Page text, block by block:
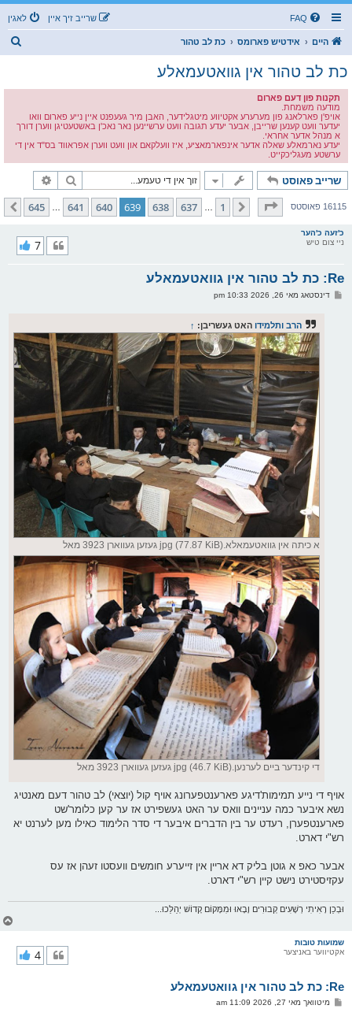
FAQ לאגין שרייב זיך איין
היים אידטיש פארומס כת לב טהור
כת לב טהור אין גוואטעמאלע
תקנות פון דעם פארום
מודעה משמחת.
אויפ'ן פארלאנג פון מערערע אקטיווע מיטגלידער, האבן מיר געעפנט איין נייע פארום וואו
יעדער וועט קענען שרייבן, אבער יעדע תגובה וועט ערשיינען נאר נאכ'ן באשטעטיגן ווערן דורך
א מנהל אדער אחראי.
יעדע נארמאלע שאלה אדער אינפארמאציע, איז וועלקאם און וועט ווערן אפראווד בס"ד אין די
ערשטע מעגליכקייט.
שרייב פאוסט זוך
16115 פאוסטס
בלאט639פון645
פריערדיגע 1
637
638
639
640
641
645
קומענדיגע
כ'זעה כ'הער
ניי צום טיש
Re: כת לב טהור אין גוואטעמאלע
7
פדינסטאג מאי 26, 2026 10:33 pm
הרב ותלמידו האט געשריבן: ↑
א כיתה אין גוואטעמאלא.jpg (77.87 KiB) געזען געווארן 3923 מאל
די קינדער ביים לערנען.jpg (46.7 KiB) געזען געווארן 3923 מאל
אויף די נייע תמימות'דיגע פארענטפערונג אויף קול (יוצאי) לב טהור דעם מאנטיג
נשא איבער כמה עניינים וואס ער האט געשפירט אז ער קען כלומר'שט
פארענטפערן, רעדט ער בין הדברים איבער די סדר הלימוד כאילו מען לערנט יא
רש"י דארט.
אבער כאפ א גוטן בליק דא אריין אין זייערע חומשים וועסטו זעהן אז עס
עקזיסטירט נישט קיין רש"י דארט.
וּבְכֵן רָאִיתִי רְשָׁעִים קְבוּרִים וָבָאוּ וּמִמָּקוֹם קָדוֹשׁ יְהַלֵּכוּ...
שמועות טובות
אקטיווער באניצער
Re: כת לב טהור אין גוואטעמאלע
4
פמיטוואך מאי 27, 2026 11:09 am